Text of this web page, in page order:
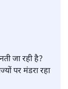
जा रही है?
पर मंडरा रहा